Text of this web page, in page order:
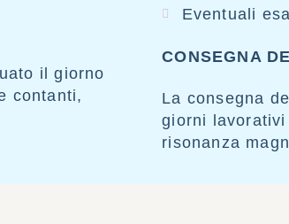
il giorno
contanti,
Eventuali
CONSEGNA
La consegna
giorni lavorativi
risonanza